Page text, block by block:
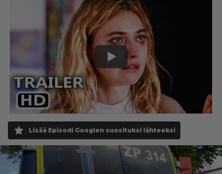
Lisää Episodi Googlen suosituksi lähteeksi